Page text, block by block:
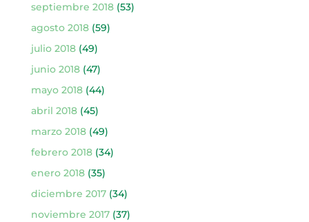
septiembre 2018(53)
agosto 2018(59)
julio 2018(49)
junio 2018(47)
mayo 2018(44)
abril 2018(45)
marzo 2018(49)
febrero 2018(34)
enero 2018(35)
diciembre 2017(34)
noviembre 2017(37)